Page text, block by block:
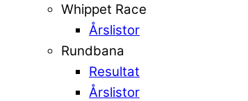
Whippet Race
Årslistor
Rundbana
Resultat
Årslistor